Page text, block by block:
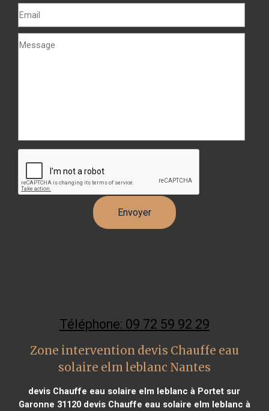
Téléphone: 09 72 59 92 29
Zone intervention devis Chauffe eau
solaire elm leblanc Nantes
devis Chauffe eau solaire elm leblanc à Portet sur
Garonne 31120devis Chauffe eau solaire elm leblanc à